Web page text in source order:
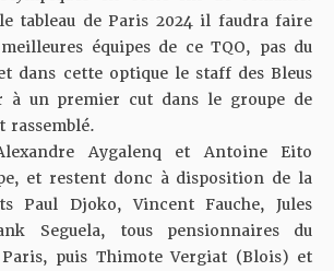
tableau de Paris 2024 il faudra faire
équipes de ce TQO, pas du
dans cette optique le staff des Bleus
à un premier cut dans le groupe de
rassemblé.
Aygalenq et Antoine Eito
et restent donc à disposition de la
Paul Djoko, Vincent Fauche, Jules
Seguela, tous pensionnaires du
puis Thimote Vergiat (Blois) et